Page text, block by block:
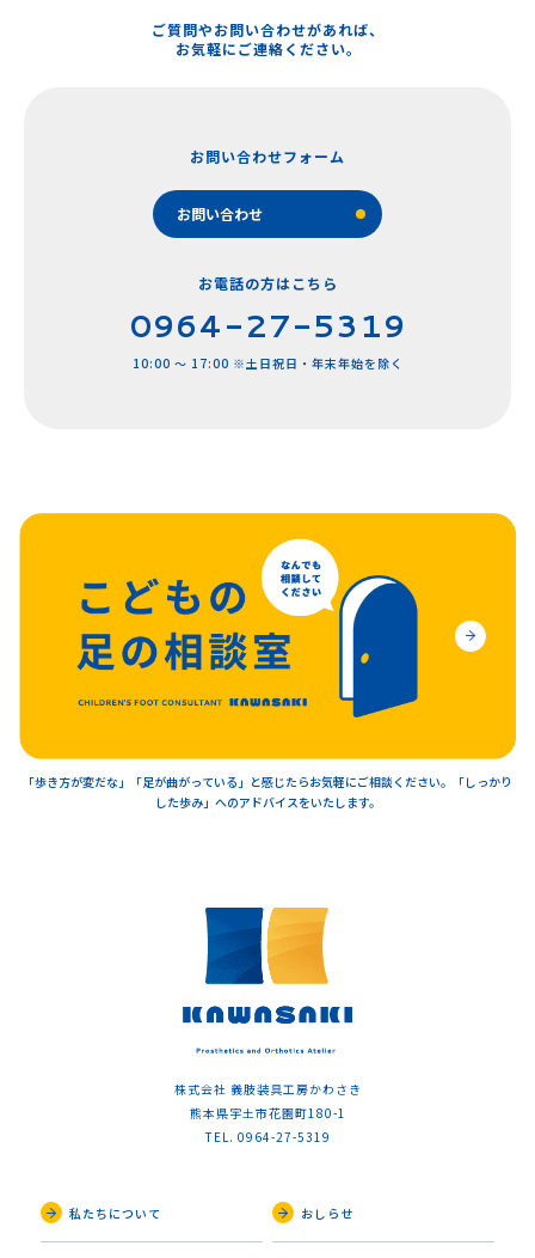
当工房の特徴
その他の製品
装具のデザイン
動画で見る装具装着方法
ギャラリー
よくあるご質問
ご質問やお問い合わせがあれば、
お気軽にご連絡ください。
お問い合わせフォーム
お問い合わせ
お電話の方はこちら
0964-27-5319
10:00 ～ 17:00 ※土日祝日・年末年始を除く
「歩き方が変だな」「足が曲がっている」と感じたらお気軽にご相談ください。「しっかり
した歩み」へのアドバイスをいたします。
株式会社 義肢装具工房かわさき
熊本県宇土市花園町180-1
TEL. 0964-27-5319
私たちについて おしらせ